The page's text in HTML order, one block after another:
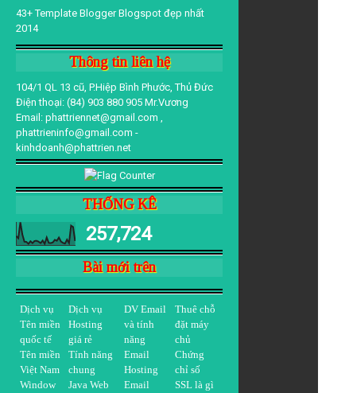
43+ Template Blogger Blogspot đẹp nhất
2014
Thông tin liên hệ
104/1 QL 13 cũ, P.Hiệp Bình Phước, Thủ Đức
Điện thoại: (84) 903 880 905 Mr.Vương
Email: phattriennet@gmail.com ,
phattrieninfo@gmail.com -
kinhdoanh@phattrien.net
THỐNG KÊ
257,724
Bài mới trên
Dịch vụ
Tên miền
quốc tế
Tên miền
Việt Nam
Window
Dịch vụ
Hosting
giá rẻ
Tính năng
chung
Java Web
DV Email
và tính
năng
Email
Hosting
Email
Thuê chỗ
đặt máy
chủ
Chứng
chỉ số
SSL là gì